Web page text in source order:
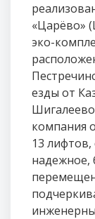
«Царёво»
эко-
езды от
компания
13
надежное,